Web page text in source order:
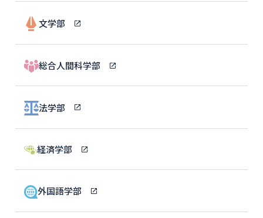
文学部
総合人間科学部
法学部
経済学部
外国語学部